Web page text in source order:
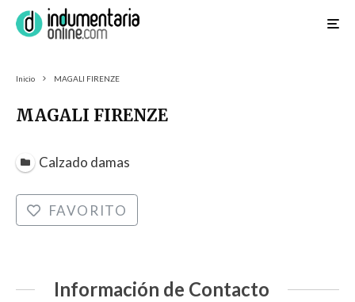
Inicio MAGALI FIRENZE
MAGALI FIRENZE
Calzado damas
FAVORITO
Información de Contacto